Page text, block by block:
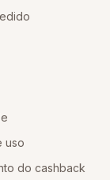
uso
do cashback